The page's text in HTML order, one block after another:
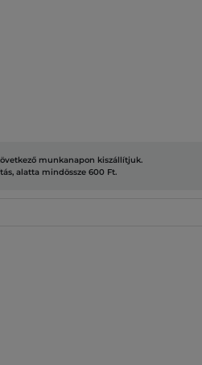
munkanapon kiszállítjuk.
alatta mindössze 600 Ft.